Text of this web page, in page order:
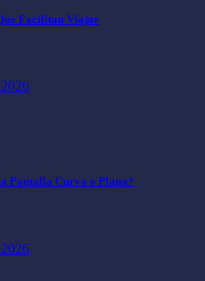
Facilitan Viajar
Pantalla Curva o Plana?